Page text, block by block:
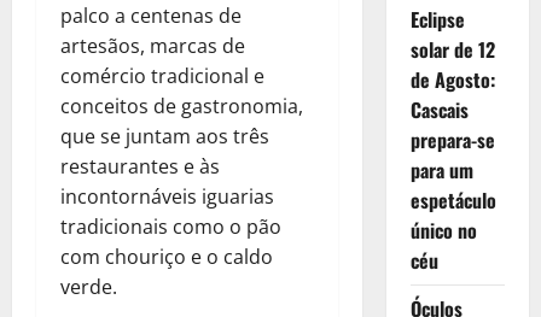
palco a centenas de
artesãos, marcas de
comércio tradicional e
conceitos de gastronomia,
que se juntam aos três
restaurantes e às
incontornáveis iguarias
tradicionais como o pão
com chouriço e o caldo
verde.
Eclipse
solar de 12
de Agosto:
Cascais
prepara-se
para um
espetáculo
único no
céu
Óculos